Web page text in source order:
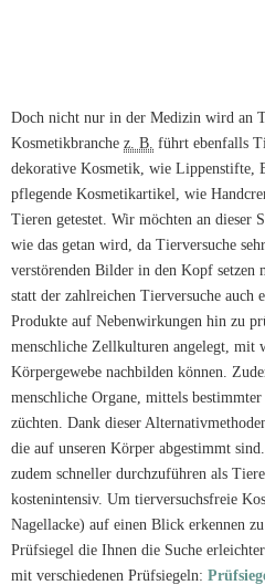
Doch nicht nur in der Medizin wird an
Kosmetikbranche z. B. führt ebenfalls
dekorative Kosmetik, wie Lippenstifte,
pflegende Kosmetikartikel, wie
Tieren getestet. Wir möchten an dieser
wie das getan wird, da Tierversuche
verstörenden Bilder in den Kopf setzen
statt der zahlreichen Tierversuche auch
Produkte auf Nebenwirkungen hin zu
menschliche Zellkulturen angelegt, mit
Körpergewebe nachbilden können.
menschliche Organe, mittels
züchten. Dank dieser
die auf unseren Körper abgestimmt
zudem schneller durchzuführen als
kostenintensiv. Um tierversuchsfreie
Nagellacke) auf einen Blick erkennen
Prüfsiegel die Ihnen die Suche
mit verschiedenen Prüfsiegeln: